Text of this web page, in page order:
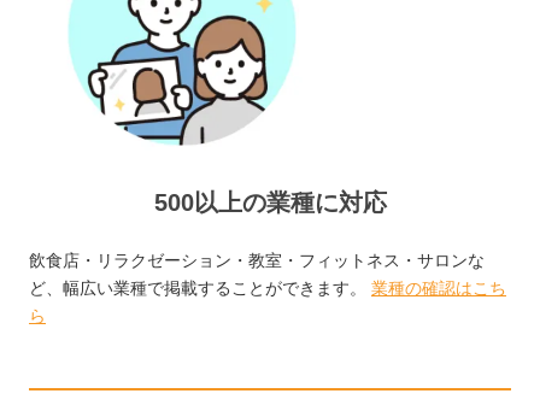
500以上の業種に対応
飲食店・リラクゼーション・教室・フィットネス・サロンな
ど、幅広い業種で掲載することができます。 業種の確認はこち
ら